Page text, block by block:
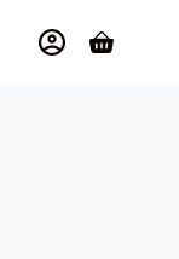
Carrello